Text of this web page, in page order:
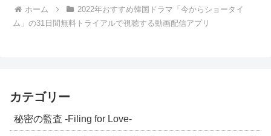
ホーム
2022年おすすめ韓国ドラマ「今からショータイ
ム」の31日間無料トライアルで視聴する動画配信アプリ
カテゴリー
秘密の監査 -Filing for Love-